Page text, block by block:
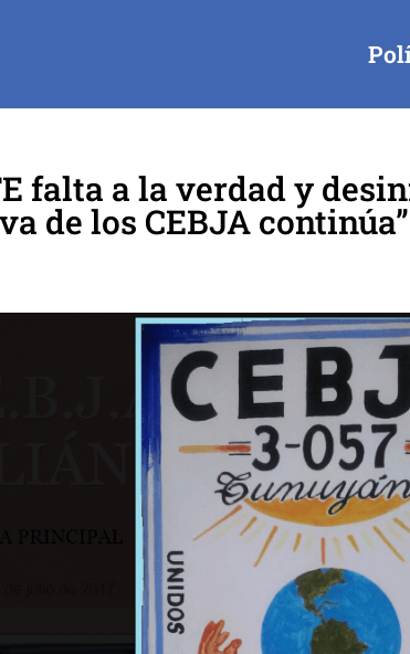
falta a la verdad y
de los CEBJA continúa”